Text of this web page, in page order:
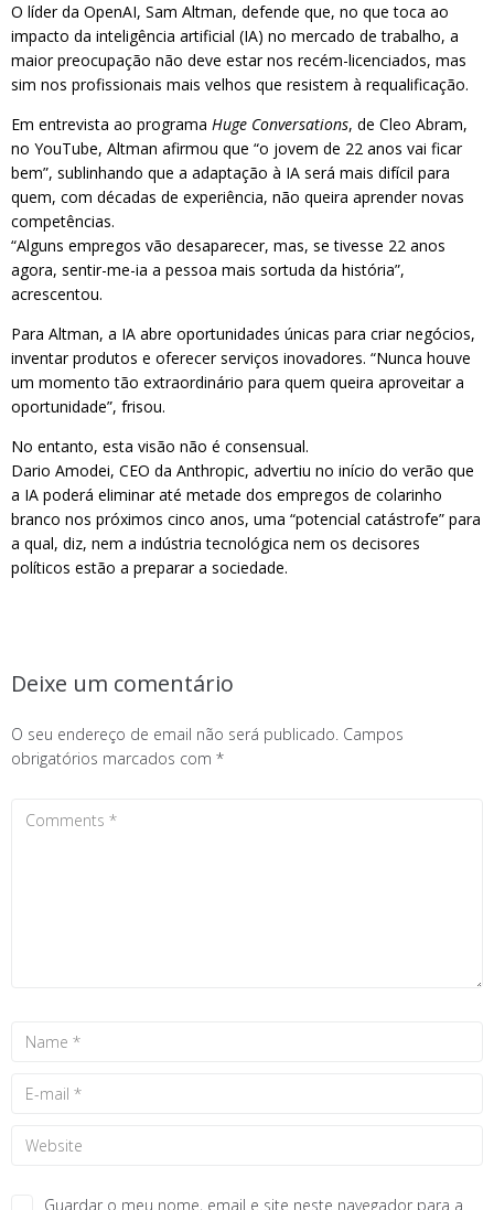
O líder da OpenAI, Sam Altman, defende que, no que toca ao
impacto da inteligência artificial (IA) no mercado de trabalho, a
maior preocupação não deve estar nos recém-licenciados, mas
sim nos profissionais mais velhos que resistem à requalificação.
Em entrevista ao programa Huge Conversations, de Cleo Abram,
no YouTube, Altman afirmou que “o jovem de 22 anos vai ficar
bem”, sublinhando que a adaptação à IA será mais difícil para
quem, com décadas de experiência, não queira aprender novas
competências.
“Alguns empregos vão desaparecer, mas, se tivesse 22 anos
agora, sentir-me-ia a pessoa mais sortuda da história”,
acrescentou.
Para Altman, a IA abre oportunidades únicas para criar negócios,
inventar produtos e oferecer serviços inovadores. “Nunca houve
um momento tão extraordinário para quem queira aproveitar a
oportunidade”, frisou.
No entanto, esta visão não é consensual.
Dario Amodei, CEO da Anthropic, advertiu no início do verão que
a IA poderá eliminar até metade dos empregos de colarinho
branco nos próximos cinco anos, uma “potencial catástrofe” para
a qual, diz, nem a indústria tecnológica nem os decisores
políticos estão a preparar a sociedade.
Deixe um comentário
O seu endereço de email não será publicado. Campos
obrigatórios marcados com *
Guardar o meu nome, email e site neste navegador para a